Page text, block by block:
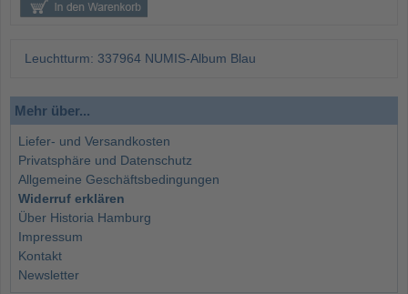
Leuchtturm: 337964 NUMIS-Album Blau
Mehr über...
Liefer- und Versandkosten
Privatsphäre und Datenschutz
Allgemeine Geschäftsbedingungen
Widerruf erklären
Über Historia Hamburg
Impressum
Kontakt
Newsletter